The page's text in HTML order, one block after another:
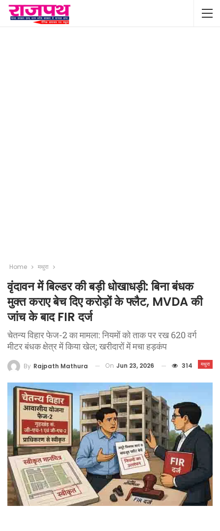
Home मथुरा
वृंदावन में बिल्डर की बड़ी धोखाधड़ी: बिना बंधक
मुक्त कराए बेच दिए करोड़ों के फ्लैट, MVDA की
जांच के बाद FIR दर्ज
चेतन्य विहार फेज-2 का मामला: नियमों को ताक पर रख 620 वर्ग
मीटर बंधक क्षेत्र में किया खेल; खरीदारों में मचा हड़कंप
मथुरा
By Rajpath Mathura On Jun 23, 2026 314